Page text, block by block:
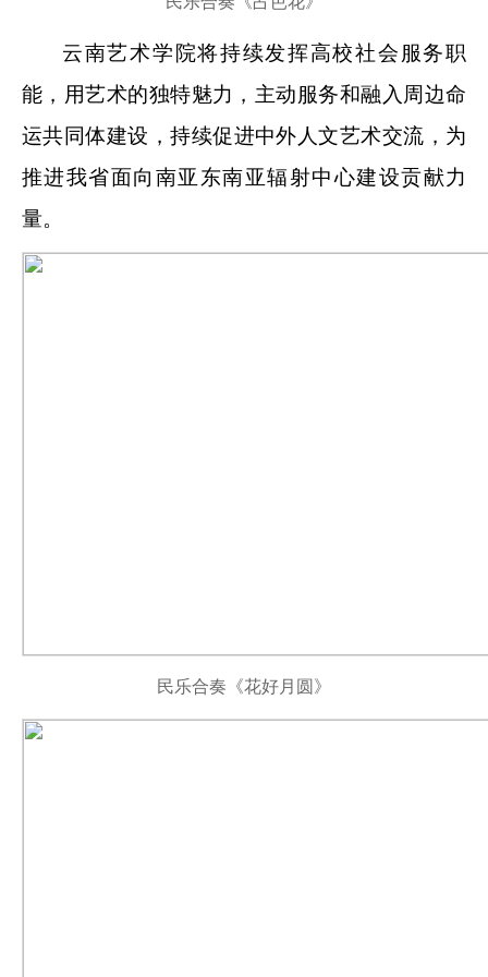
云南艺术学院将持续发挥高校社会服务职
能，用艺术的独特魅力，主动服务和融入 周边命
运共同体建设 ，持续促进中外人文艺术交流，为
推进我省面向南亚东南亚辐射中心建设贡献力
量。
民乐合奏《花好月圆》